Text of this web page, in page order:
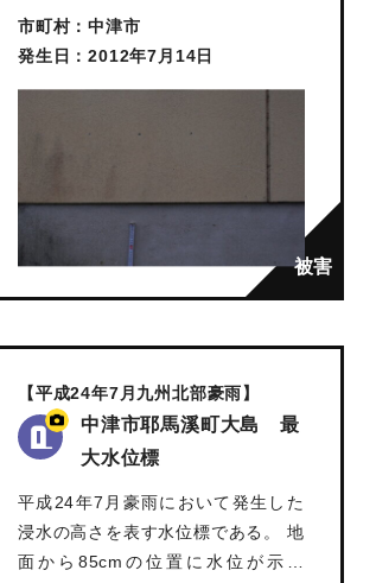
市町村：中津市
発生日：2012年7月14日
【平成24年7月九州北部豪雨】
中津市耶馬溪町大島 最
大水位標
平成24年7月豪雨において発生した
浸水の高さを表す水位標である。 地
面から85cmの位置に水位が示さ